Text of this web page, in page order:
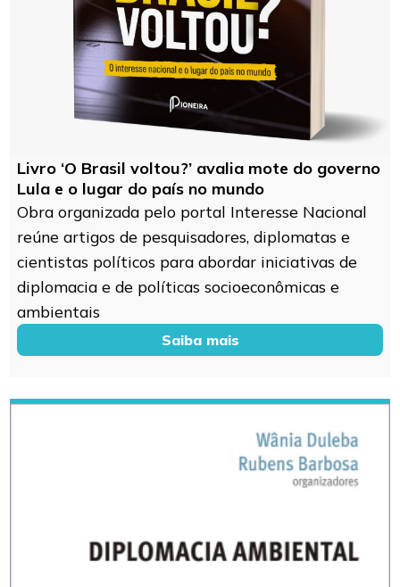
Livro ‘O Brasil voltou?’ avalia mote do governo
Lula e o lugar do país no mundo
Obra organizada pelo portal Interesse Nacional
reúne artigos de pesquisadores, diplomatas e
cientistas políticos para abordar iniciativas de
diplomacia e de políticas socioeconômicas e
ambientais
Saiba mais